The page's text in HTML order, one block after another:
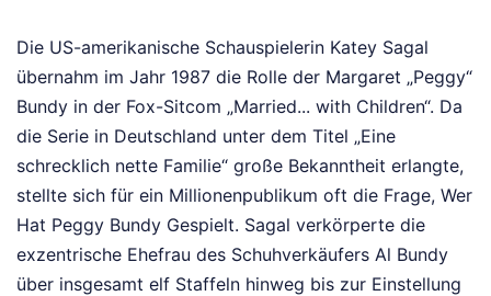
Die US-amerikanische Schauspielerin Katey Sagal
übernahm im Jahr 1987 die Rolle der Margaret „Peggy“
Bundy in der Fox-Sitcom „Married... with Children“. Da
die Serie in Deutschland unter dem Titel „Eine
schrecklich nette Familie“ große Bekanntheit erlangte,
stellte sich für ein Millionenpublikum oft die Frage, Wer
Hat Peggy Bundy Gespielt. Sagal verkörperte die
exzentrische Ehefrau des Schuhverkäufers Al Bundy
über insgesamt elf Staffeln hinweg bis zur Einstellung